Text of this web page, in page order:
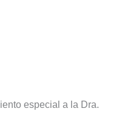
especial a la Dra.